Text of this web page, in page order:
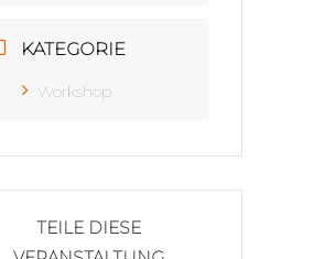
KATEGORIE
Workshop
TEILE DIESE